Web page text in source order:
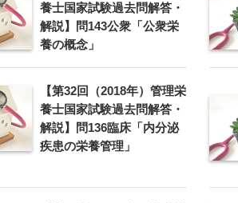
養士国家試験過去問解答・
解説】問143公衆「公衆栄
養の概念」
【第32回（2018年）管理栄
養士国家試験過去問解答・
解説】問136臨床「内分泌
疾患の栄養管理」